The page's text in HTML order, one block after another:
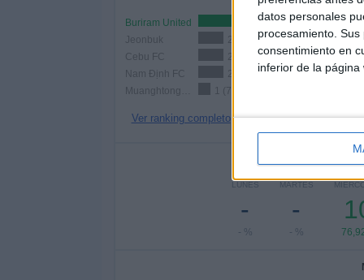
datos personales
procesamiento.
consentimiento en
inferior de la página
Buriram United
3 (23,08%)
Jeonbuk
2 (15,38%)
Cebu FC
2 (15,38%)
Nam Định FC
2 (15,38%)
1 (7,69%)
Ver ranking completo
LUNES
-
- %
MARTES
-
- %